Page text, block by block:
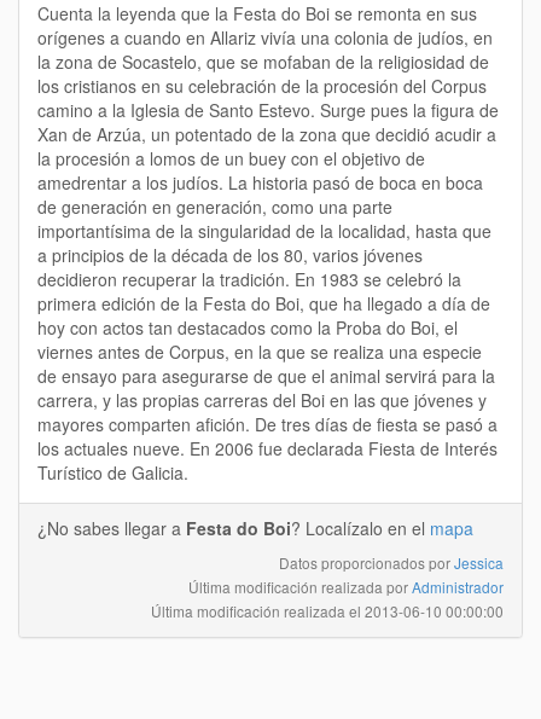
Cuenta la leyenda que la Festa do Boi se remonta en sus
orígenes a cuando en Allariz vivía una colonia de judíos, en
la zona de Socastelo, que se mofaban de la religiosidad de
los cristianos en su celebración de la procesión del Corpus
camino a la Iglesia de Santo Estevo. Surge pues la figura de
Xan de Arzúa, un potentado de la zona que decidió acudir a
la procesión a lomos de un buey con el objetivo de
amedrentar a los judíos. La historia pasó de boca en boca
de generación en generación, como una parte
importantísima de la singularidad de la localidad, hasta que
a principios de la década de los 80, varios jóvenes
decidieron recuperar la tradición. En 1983 se celebró la
primera edición de la Festa do Boi, que ha llegado a día de
hoy con actos tan destacados como la Proba do Boi, el
viernes antes de Corpus, en la que se realiza una especie
de ensayo para asegurarse de que el animal servirá para la
carrera, y las propias carreras del Boi en las que jóvenes y
mayores comparten afición. De tres días de fiesta se pasó a
los actuales nueve. En 2006 fue declarada Fiesta de Interés
Turístico de Galicia.
¿No sabes llegar a Festa do Boi? Localízalo en el mapa
Datos proporcionados porJessica
Última modificación realizada porAdministrador
Última modificación realizada el 2013-06-10 00:00:00